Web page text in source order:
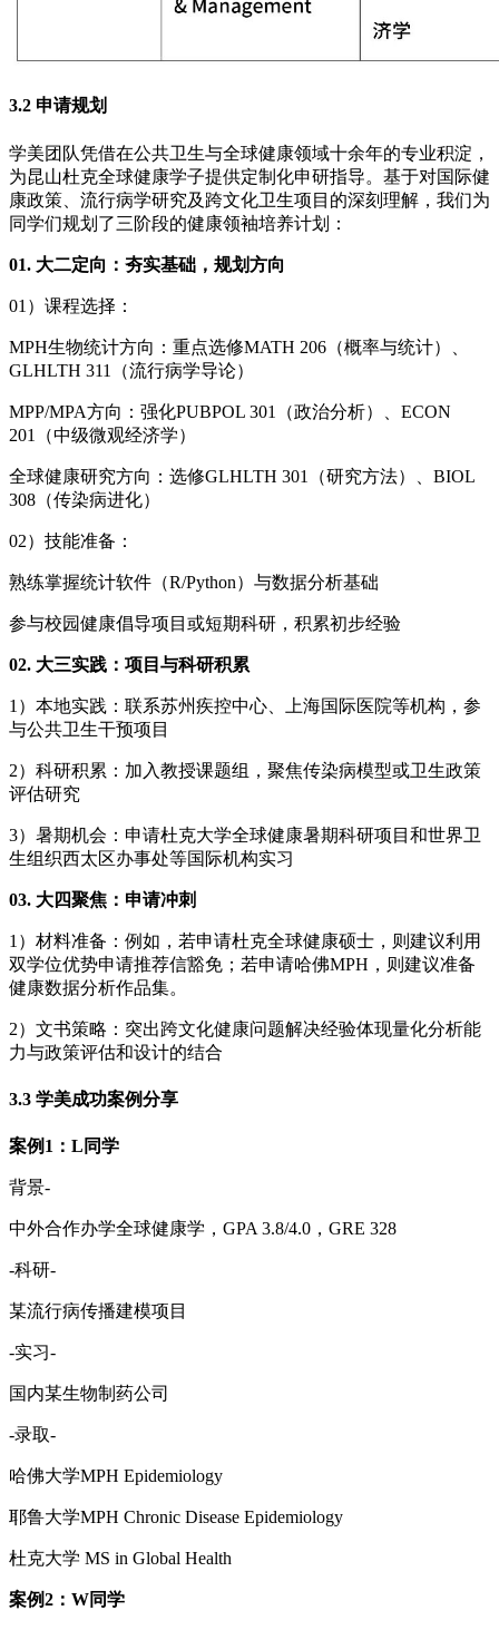
3.2 申请规划
学美团队凭借在公共卫生与全球健康领域十余年的专业积淀，
为昆山杜克全球健康学子提供定制化申研指导。基于对国际健
康政策、流行病学研究及跨文化卫生项目的深刻理解，我们为
同学们规划了三阶段的健康领袖培养计划：
01. 大二定向：夯实基础，规划方向
01）课程选择：
MPH生物统计方向：重点选修MATH 206（概率与统计）、
GLHLTH 311（流行病学导论）
MPP/MPA方向：强化PUBPOL 301（政治分析）、ECON
201（中级微观经济学）
全球健康研究方向：选修GLHLTH 301（研究方法）、BIOL
308（传染病进化）
02）技能准备：
熟练掌握统计软件（R/Python）与数据分析基础
参与校园健康倡导项目或短期科研，积累初步经验
02. 大三实践：项目与科研积累
1）本地实践：联系苏州疾控中心、上海国际医院等机构，参
与公共卫生干预项目
2）科研积累：加入教授课题组，聚焦传染病模型或卫生政策
评估研究
3）暑期机会：申请杜克大学全球健康暑期科研项目和世界卫
生组织西太区办事处等国际机构实习
03. 大四聚焦：申请冲刺
1）材料准备：例如，若申请杜克全球健康硕士，则建议利用
双学位优势申请推荐信豁免；若申请哈佛MPH，则建议准备
健康数据分析作品集。
2）文书策略：突出跨文化健康问题解决经验体现量化分析能
力与政策评估和设计的结合
3.3 学美成功案例分享
案例1：L同学
背景-
中外合作办学全球健康学，GPA 3.8/4.0，GRE 328
-科研-
某流行病传播建模项目
-实习-
国内某生物制药公司
-录取-
哈佛大学MPH Epidemiology
耶鲁大学MPH Chronic Disease Epidemiology
杜克大学 MS in Global Health
案例2：W同学